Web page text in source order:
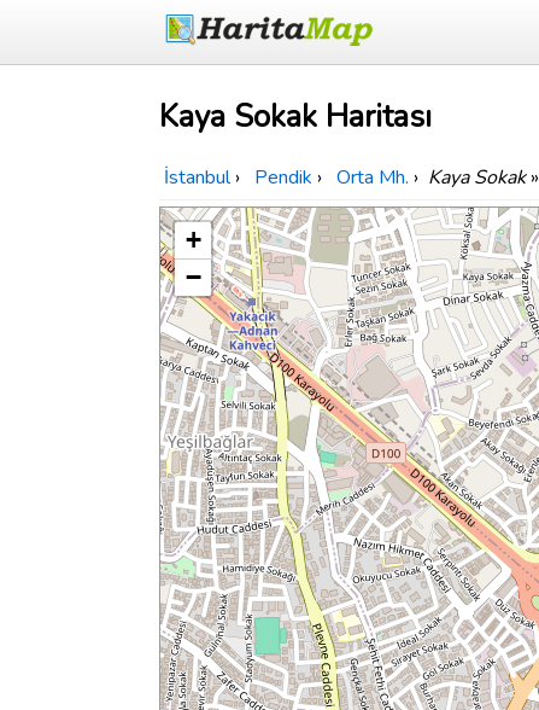
Kaya Sokak Haritası
İstanbul › Pendik › Orta Mh. › Kaya Sokak»
+
−